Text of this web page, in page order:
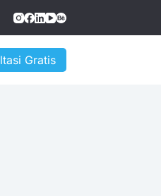
Gratis